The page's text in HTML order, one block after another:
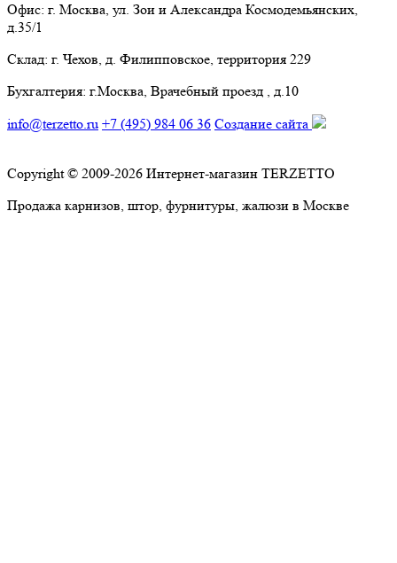
Офис: г. Москва, ул. Зои и Александра Космодемьянских,
д.35/1
Склад: г. Чехов, д. Филипповское, территория 229
Бухгалтерия: г.Москва, Врачебный проезд , д.10
info@terzetto.ru +7 (495) 984 06 36 Создание сайта
Copyright © 2009-2026 Интернет-магазин TERZETTO
Продажа карнизов, штор, фурнитуры, жалюзи в Москве